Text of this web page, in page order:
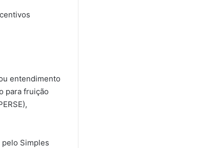
entendimento
para fruição
Simples